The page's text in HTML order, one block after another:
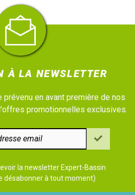
À LA NEWSLETTER
en avant première de nos
promotionnelles exclusives.
la newsletter Expert-Bassin
désabonner à tout moment)